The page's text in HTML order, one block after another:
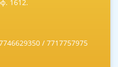
1612.
/ 7717757975